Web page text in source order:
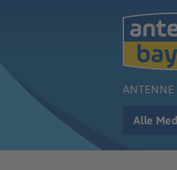
ANTENNE
Alle